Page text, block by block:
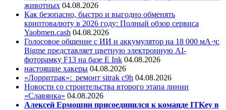
животных 04.08.2026
Как безопасно, быстро и выгодно обменять
криптовалюту в 2026 году: Полный обзор сервиса
Yaobmen.cash 04.08.2026
Голосовое общение с ИИ и аккумулятор на 18 000 мА·ч:
Bigme представляет цветную электронную AI-
фоторамку F13 на базе E Ink 04.08.2026
настоящие хакеры 04.08.2026
«Лорритрак»: ремонт sitrak c9h 04.08.2026
Новости со строительства второго этапа линии
«Славянка» 04.08.2026
Алексей Ермошин присоединился к команде ITKey в